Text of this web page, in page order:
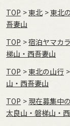
TOP 東北
東北
吾妻山
TOP
宿泊ヤマカラ
梯山・西吾妻山
TOP
東北の山行
山・西吾妻山
TOP
現在募集中
太良山・磐梯山・